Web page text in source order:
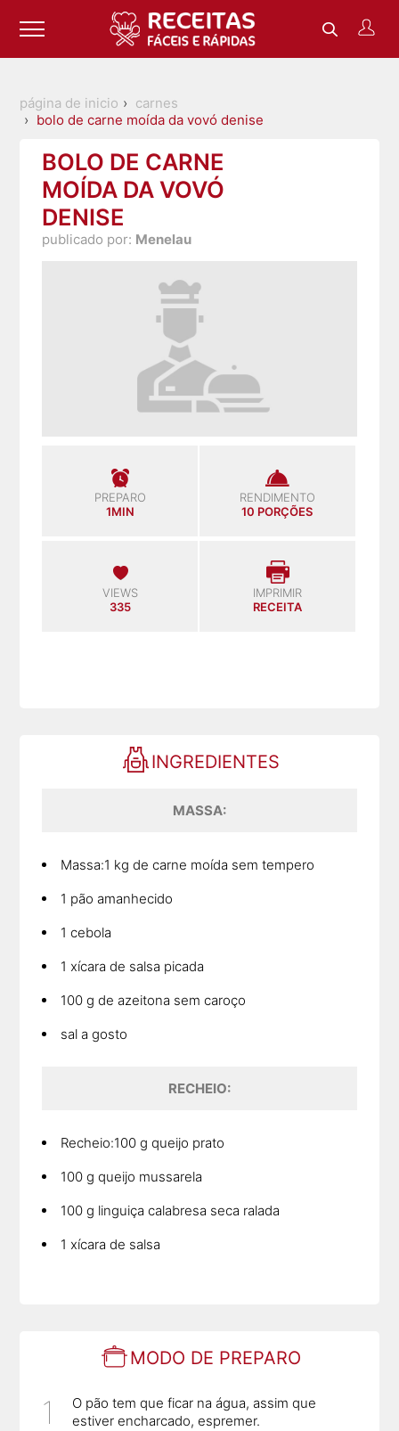
página de inicio
carnes
bolo de carne moída da vovó denise
BOLO DE CARNE
MOÍDA DA VOVÓ
DENISE
publicado por: Menelau
PREPARO
1MIN
RENDIMENTO
10 PORÇÕES
VIEWS
335
IMPRIMIR
RECEITA
INGREDIENTES
MASSA:
Massa:1 kg de carne moída sem tempero
1 pão amanhecido
1 cebola
1 xícara de salsa picada
100 g de azeitona sem caroço
sal a gosto
RECHEIO:
Recheio:100 g queijo prato
100 g queijo mussarela
100 g linguiça calabresa seca ralada
1 xícara de salsa
MODO DE PREPARO
O pão tem que ficar na água, assim que
estiver encharcado, espremer.